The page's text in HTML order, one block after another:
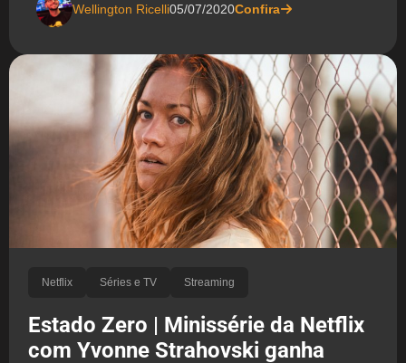
Wellington Ricelli05/07/2020Confira
Netflix Séries e TV Streaming
Estado Zero | Minissérie da Netflix
com Yvonne Strahovski ganha